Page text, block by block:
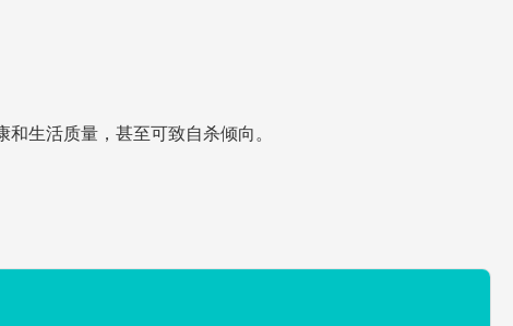
生活质量，甚至可致自杀倾向。